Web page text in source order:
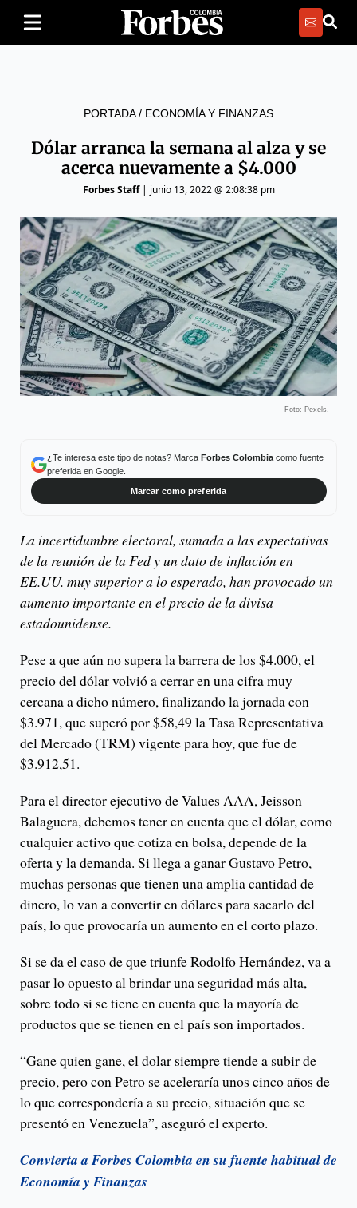
PORTADA/ ECONOMÍA Y FINANZAS
Dólar arranca la semana al alza y se
acerca nuevamente a $4.000
Forbes Staff| junio 13, 2022 @ 2:08:38 pm
Foto: Pexels.
¿Te interesa este tipo de notas? Marca Forbes Colombiacomo fuente
preferida en Google.
Marcar como preferida
La incertidumbre electoral, sumada a las expectativas
de la reunión de la Fed y un dato de inflación en
EE.UU. muy superior a lo esperado, han provocado un
aumento importante en el precio de la divisa
estadounidense.
Pese a que aún no supera la barrera de los $4.000, el
precio del dólar volvió a cerrar en una cifra muy
cercana a dicho número, finalizando la jornada con
$3.971, que superó por $58,49 la Tasa Representativa
del Mercado (TRM) vigente para hoy, que fue de
$3.912,51.
Para el director ejecutivo de Values AAA, Jeisson
Balaguera, debemos tener en cuenta que el dólar, como
cualquier activo que cotiza en bolsa, depende de la
oferta y la demanda. Si llega a ganar Gustavo Petro,
muchas personas que tienen una amplia cantidad de
dinero, lo van a convertir en dólares para sacarlo del
país, lo que provocaría un aumento en el corto plazo.
Si se da el caso de que triunfe Rodolfo Hernández, va a
pasar lo opuesto al brindar una seguridad más alta,
sobre todo si se tiene en cuenta que la mayoría de
productos que se tienen en el país son importados.
“Gane quien gane, el dolar siempre tiende a subir de
precio, pero con Petro se aceleraría unos cinco años de
lo que correspondería a su precio, situación que se
presentó en Venezuela”, aseguró el experto.
Convierta a Forbes Colombia en su fuente habitual de
Economía y Finanzas